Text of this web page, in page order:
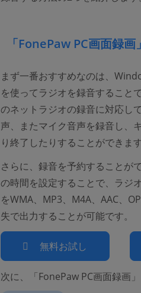
「FonePaw PC画面録
まず一番おすすめなのは、
を使ってラジオを録音すること
のネットラジオの録音に対応し
声、またマイク音声を録音し、
り終了したりすることができます
さらに、録音を予約することが
の時間を設定することで、ラジ
をWMA、MP3、M4A、AAC、
失で出力することが可能です。
無料お試し
次に、「FonePaw PC画面録画